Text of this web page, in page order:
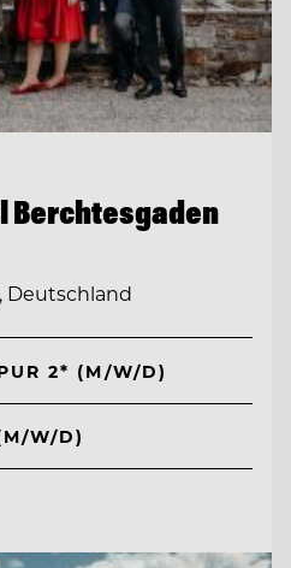
Berchtesgaden
Deutschland
2* (M/W/D)
W/D)